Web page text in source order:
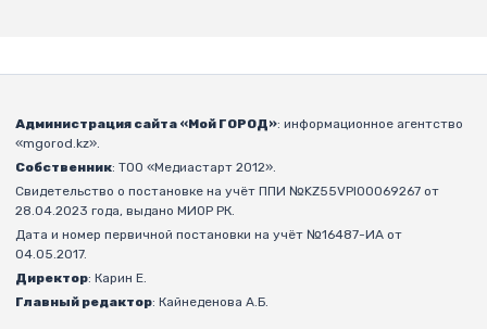
Администрация сайта «Мой ГОРОД»: информационное агентство
«mgorod.kz».
Собственник: ТОО «Медиастарт 2012».
Свидетельство о постановке на учёт ППИ №KZ55VPI00069267 от
28.04.2023 года, выдано МИОР РК.
Дата и номер первичной постановки на учёт №16487-ИА от
04.05.2017.
Директор: Карин Е.
Главный редактор: Кайнеденова А.Б.